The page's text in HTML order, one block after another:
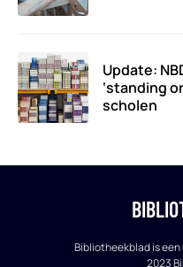
Update:
‘standing
scholen
Bibliotheekblad is een
2023